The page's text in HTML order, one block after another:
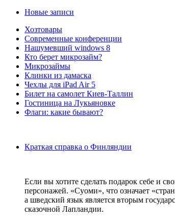
Новые записи
Хозтовары
Современные конференции
Нашумевший windows 8
Кто берет микрозайм?
Микрозаймы
Клинки из дамаска
Чехлы для iPad Air 5
Билет на самолет Киев-Таллин
Гостиница на Лукьяновке
Флаги: какие бывают?
Краткая справка о Финляндии
Если вы хотите сделать подарок себе и
персонажей. «Суоми», что означает
а шведский язык является вторым
сказочной Лапландии.